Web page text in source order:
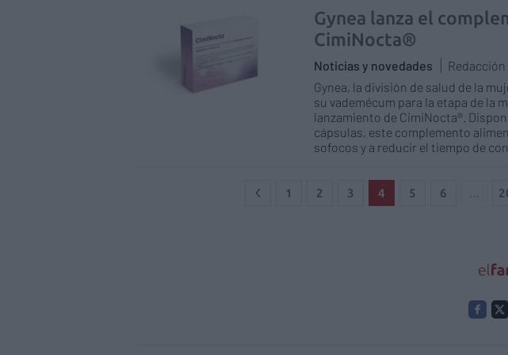
Gynea lanza el
CimiNocta®
Noticias y novedades Redacción
Gynea, la división de salud de la
su vademécum para la etapa de la
lanzamiento de CimiNocta®.
cápsulas, este complemento
sofocos y a reducir el tiempo de
1 2 3 4 5 6